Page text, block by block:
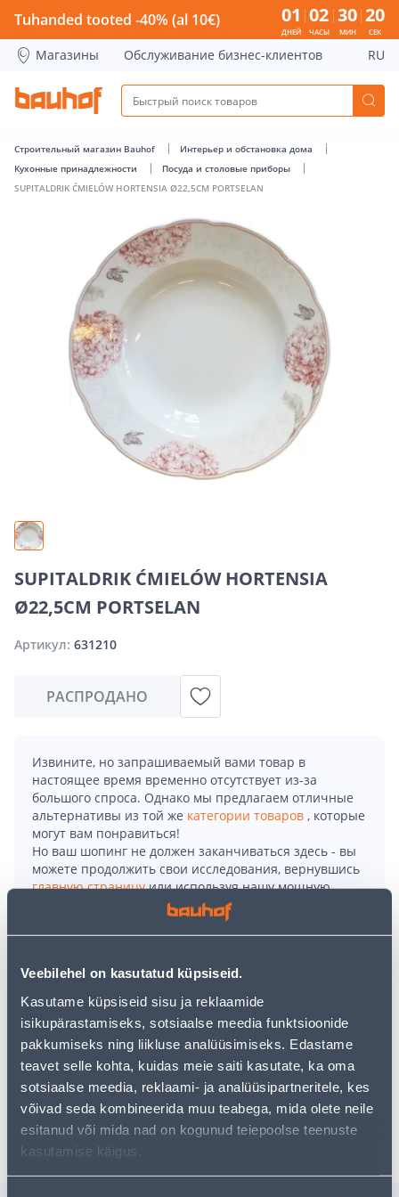
Veebilehel on kasutatud küpsiseid.
Kasutame küpsiseid sisu ja reklaamide
isikupärastamiseks, sotsiaalse meedia funktsioonide
pakkumiseks ning liikluse analüüsimiseks. Edastame
teavet selle kohta, kuidas meie saiti kasutate, ka oma
sotsiaalse meedia, reklaami- ja analüüsipartneritele, kes
võivad seda kombineerida muu teabega, mida olete neile
esitanud või mida nad on kogunud teiepoolse teenuste
kasutamise käigus.
SUPITALDRIK ĆMIELÓW HORTENSIA Ø22,5CM PORTSELAN
Tuhanded tooted -40% (al 10€) 01
ДНЕЙ
02
ЧАСЫ
30
МИН
19
СЕК
Магазины Обслуживание бизнес-клиентов RU
Строительный магазин Bauhof
Интерьер и обстановка дома
Кухонные принадлежности
Посуда и столовые приборы
SUPITALDRIK ĆMIELÓW HORTENSIA Ø22,5CM PORTSELAN
SUPITALDRIK ĆMIELÓW HORTENSIA
Ø22,5CM PORTSELAN
Артикул: 631210
РАСПРОДАНО
Извините, но запрашиваемый вами товар в
настоящее время временно отсутствует из-за
большого спроса. Однако мы предлагаем отличные
альтернативы из той же категории товаров , которые
могут вам понравиться!
Но ваш шопинг не должен заканчиваться здесь - вы
можете продолжить свои исследования, вернувшись
главную страницуили используя нашу мощную
функцию поиска, чтобы найти еще более приятные
варианты. Удачных покупок!
• Ćmielów portselanist supitaldrik Hortensia.
• Võib kasutada mikrolaineahjus ja pesta
nõudepesumasinas.
• Supitaldriku mõõdud: kõrgus 2,6 cm ja läbimõõt 22,5
cm.